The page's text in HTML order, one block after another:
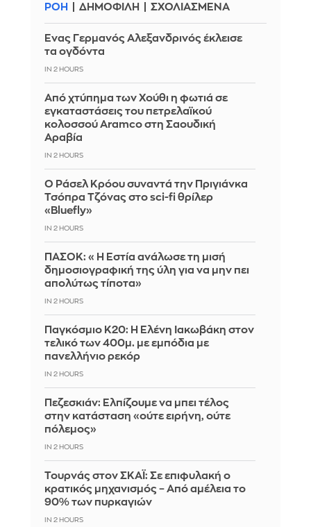
ΡΟΗ ΔΗΜΟΦΙΛΗ ΣΧΟΛΙΑΣΜΕΝΑ
Ένας Γερμανός Αλεξανδρινός έκλεισε
τα ογδόντα
IN 2 HOURS
Από χτύπημα των Χούθι η φωτιά σε
εγκαταστάσεις του πετρελαϊκού
κολοσσού Aramco στη Σαουδική
Αραβία
IN 2 HOURS
Ο Ράσελ Κρόου συναντά την Πριγιάνκα
Τσόπρα Τζόνας στο sci-fi θρίλερ
«Bluefly»
IN 2 HOURS
ΠΑΣΟΚ: «Η Εστία ανάλωσε τη μισή
δημοσιογραφική της ύλη για να μην πει
απολύτως τίποτα»
IN 2 HOURS
Παγκόσμιο Κ20: Η Ελένη Ιακωβάκη στον
τελικό των 400μ. με εμπόδια με
πανελλήνιο ρεκόρ
IN 2 HOURS
Πεζεσκιάν: Ελπίζουμε να μπει τέλος
στην κατάσταση «ούτε ειρήνη, ούτε
πόλεμος»
IN 2 HOURS
Τουρνάς στον ΣΚΑΪ: Σε επιφυλακή ο
κρατικός μηχανισμός – Από αμέλεια το
90% των πυρκαγιών
IN 2 HOURS